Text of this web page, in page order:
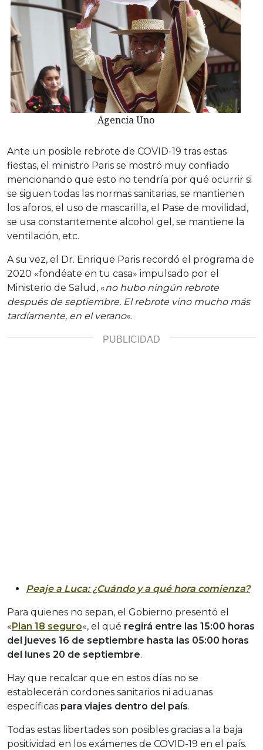
Agencia Uno
Ante un posible rebrote de COVID-19 tras estas
fiestas, el ministro Paris se mostró muy confiado
mencionando que esto no tendría por qué ocurrir si
se siguen todas las normas sanitarias, se mantienen
los aforos, el uso de mascarilla, el Pase de movilidad,
se usa constantemente alcohol gel, se mantiene la
ventilación, etc.
A su vez, el Dr. Enrique Paris recordó el programa de
2020 «fondéate en tu casa» impulsado por el
Ministerio de Salud, «no hubo ningún rebrote
después de septiembre. El rebrote vino mucho más
tardíamente, en el verano«.
Peaje a Luca: ¿Cuándo y a qué hora comienza?
Para quienes no sepan, el Gobierno presentó el
«Plan 18 seguro«, el qué regirá entre las 15:00 horas
del jueves 16 de septiembre hasta las 05:00 horas
del lunes 20 de septiembre.
Hay que recalcar que en estos días no se
establecerán cordones sanitarios ni aduanas
específicas para viajes dentro del país.
Todas estas libertades son posibles gracias a la baja
positividad en los exámenes de COVID-19 en el país.